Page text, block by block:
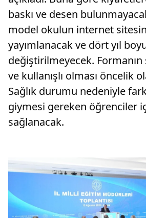
baskı ve desen
model okulun internet
yayımlanacak ve dört yıl
değiştirilmeyecek.
ve kullanışlı olması öncelik
Sağlık durumu nedeniyle
giymesi gereken öğrenciler
sağlanacak.